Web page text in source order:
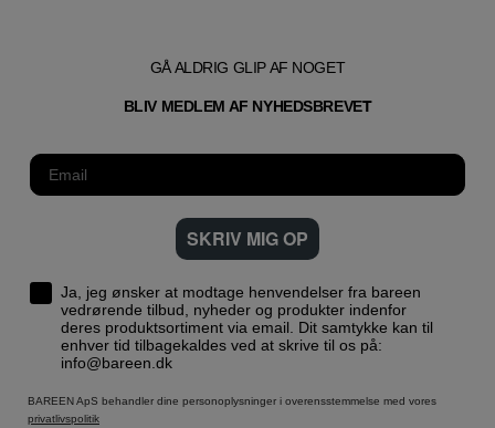
GÅ ALDRIG GLIP AF NOGET
BLIV MEDLEM AF NYHEDSBREVET
SKRIV MIG OP
Ja, jeg ønsker at modtage henvendelser fra bareen
vedrørende tilbud, nyheder og produkter indenfor
deres produktsortiment via email. Dit samtykke kan til
enhver tid tilbagekaldes ved at skrive til os på:
info@bareen.dk
BAREEN ApS behandler dine personoplysninger i overensstemmelse med vores
privatlivspolitik